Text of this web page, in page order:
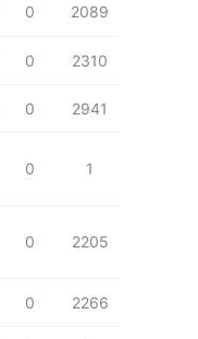
0 2089
0 2310
0 2941
0 1
0 2205
0 2266